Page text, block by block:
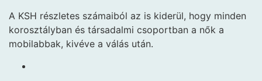
A KSH részletes számaiból az is kiderül, hogy minden
korosztályban és társadalmi csoportban a nők a
mobilabbak, kivéve a válás után.